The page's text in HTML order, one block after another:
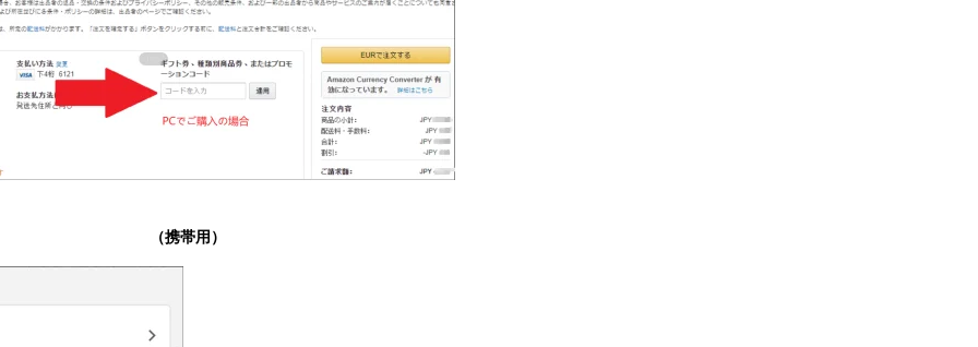
（携帯用）